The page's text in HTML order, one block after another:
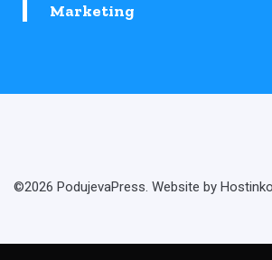
Marketing
©2026 PodujevaPress. Website by